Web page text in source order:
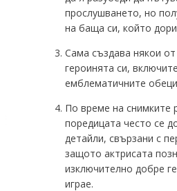
прослушването, но
на баща си, който
Сама създава някои
героинята си,
емблематичните
По време на снимките
поредицата често се
детайли, свързани с
защото актрисата
изключително добре
играе.